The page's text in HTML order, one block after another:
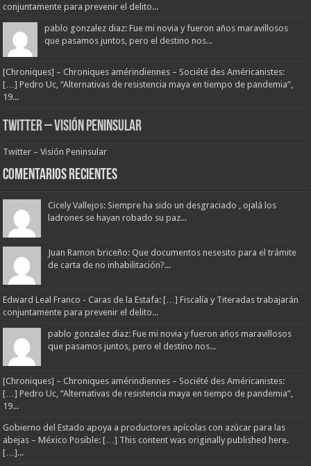
conjuntamente para prevenir el delito...
pablo gonzalez diaz: Fue mi novia y fueron años maravillosos
que pasamos juntos, pero el destino nos...
[Chroniques] – Chroniques amérindiennes – Société des Américanistes:
[…] Pedro Uc, “Alternativas de resistencia maya en tiempo de pandemia”,
19...
Twitter – Visión Peninsular
Twitter – Visión Peninsular
Comentarios Recientes
Cicely Vallejos: Siempre ha sido un desgraciado , ojalá los
ladrones se hayan robado su paz...
Juan Ramon briceño: Que documentos nesesito para el trámite
de carta de no inhabilitación?...
Edward Leal Franco - Caras de la Estafa: […] Fiscalía y Titeradas trabajarán
conjuntamente para prevenir el delito...
pablo gonzalez diaz: Fue mi novia y fueron años maravillosos
que pasamos juntos, pero el destino nos...
[Chroniques] – Chroniques amérindiennes – Société des Américanistes:
[…] Pedro Uc, “Alternativas de resistencia maya en tiempo de pandemia”,
19...
Gobierno del Estado apoya a productores apícolas con azúcar para las
abejas – México Posible: […] This content was originally published here.
[…]...